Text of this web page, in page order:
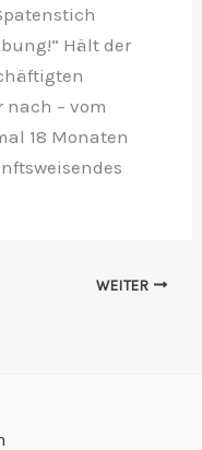
Hält der
– vom
18 Monaten
WEITER